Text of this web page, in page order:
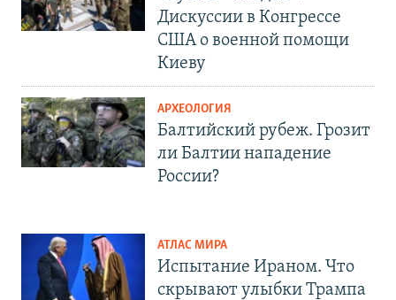
Дискуссии в Конгрессе
США о военной помощи
Киеву
АРХЕОЛОГИЯ
Балтийский рубеж. Грозит
ли Балтии нападение
России?
АТЛАС МИРА
Испытание Ираном. Что
скрывают улыбки Трампа